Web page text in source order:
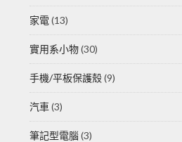
家電 (13)
實用系小物(30)
手機/平板保護殼(9)
汽車 (3)
筆記型電腦(3)